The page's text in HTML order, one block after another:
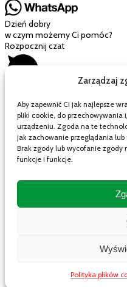
Zarządzaj
Aby zapewnić Ci jak najlepsze
pliki cookie, do przechowywania
urządzeniu. Zgoda na te
jak zachowanie przeglądania
Brak zgody lub wycofanie zgody
funkcje i funkcje.
Polityka plików
Dzień dobry
w czym możemy Ci pomóc?
Rozpocznij czat
Mój wózek
Twój koszyk jest pusty.
Wygląda na to, że jeszcze nic nie
Twój koszyk jest pusty. Kup teraz